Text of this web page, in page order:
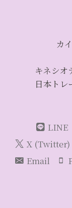
カ
キネシオ
日本トレ
LINE
X (Twitter)
Email